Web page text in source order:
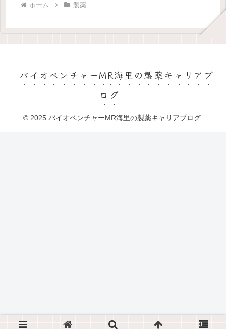
ホーム 製薬
バイオベンチャーMR海里の製薬キャリアブ
ログ
© 2025 バイオベンチャーMR海里の製薬キャリアブログ.